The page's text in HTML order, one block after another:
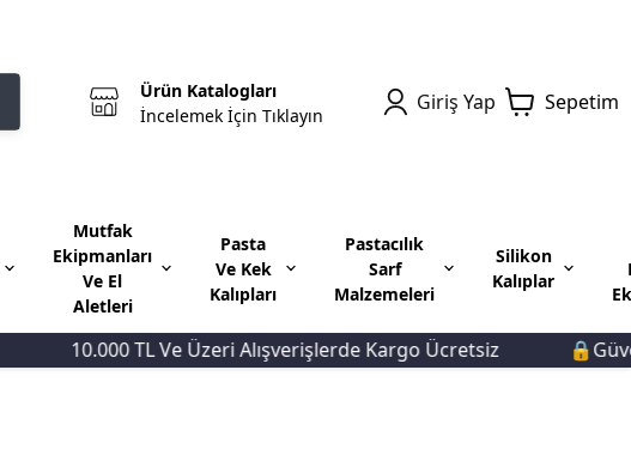
Ürün Katalogları
İncelemek İçin Tıklayın
Giriş Yap Sepetim
Mutfak
Ekipmanları
Ve El
Aletleri
Pasta
Ve Kek
Kalıpları
Pastacılık
Sarf
Malzemeleri
Silikon
Kalıplar
10.000 TL Ve Üzeri Alışverişlerde Kargo Ücretsiz